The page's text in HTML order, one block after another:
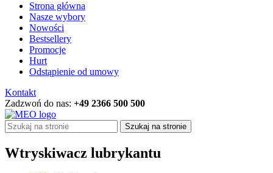
Strona główna
Nasze wybory
Nowości
Bestsellery
Promocje
Hurt
Odstąpienie od umowy
Kontakt
Zadzwoń do nas: +49 2366 500 500
Szukaj na stronie
Wtryskiwacz lubrykantu